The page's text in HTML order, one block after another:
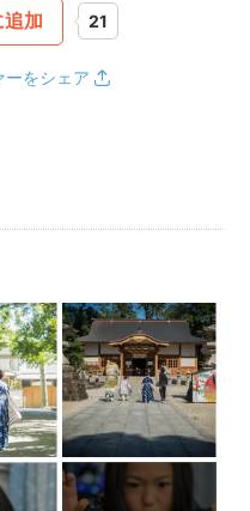
加 21
ーをシェア